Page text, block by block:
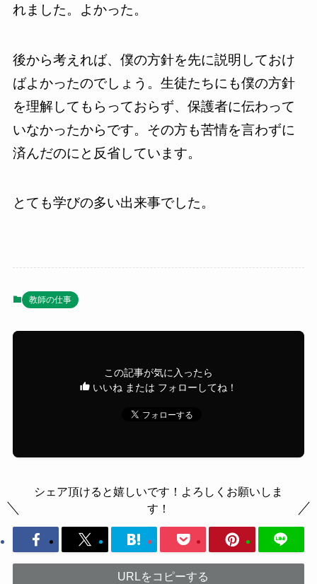
れました。よかった。
後から考えれば、僕の方針を先に説明しておけ
ばよかったのでしょう。生徒たちにも僕の方針
を理解してもらっておらず、保護者に伝わって
いなかったからです。その方も苦情を言わずに
済んだのにと反省しています。
とても学びの多い出来事でした。
教師の仕事
この記事が気に入ったら
いいね または フォローしてね！
シェア頂けると嬉しいです！よろしくお願いしま
す！
URLをコピーする